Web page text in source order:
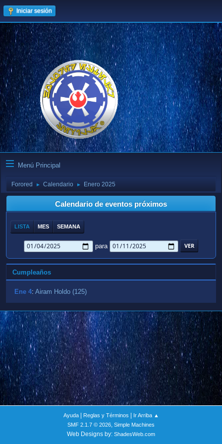
Iniciar sesión
Menú Principal
Forored ► Calendario ► Enero 2025
Calendario de eventos próximos
LISTA MES SEMANA
para
Cumpleaños
Ene 4: Airam Holdo (125)
Ayuda| Reglas y Términos
Ir Arriba ▲
SMF 2.1.7 © 2026, Simple Machines
Web Designs by: ShadesWeb.com